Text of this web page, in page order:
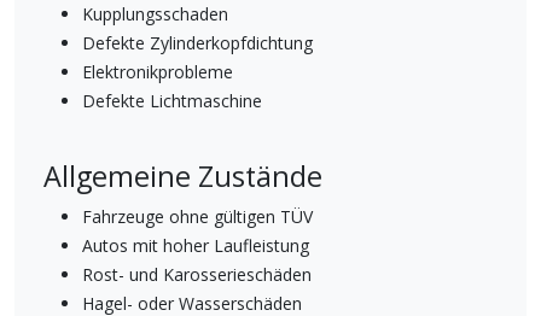
Kupplungsschaden
Defekte Zylinderkopfdichtung
Elektronikprobleme
Defekte Lichtmaschine
Allgemeine Zustände
Fahrzeuge ohne gültigen TÜV
Autos mit hoher Laufleistung
Rost- und Karosserieschäden
Hagel- oder Wasserschäden